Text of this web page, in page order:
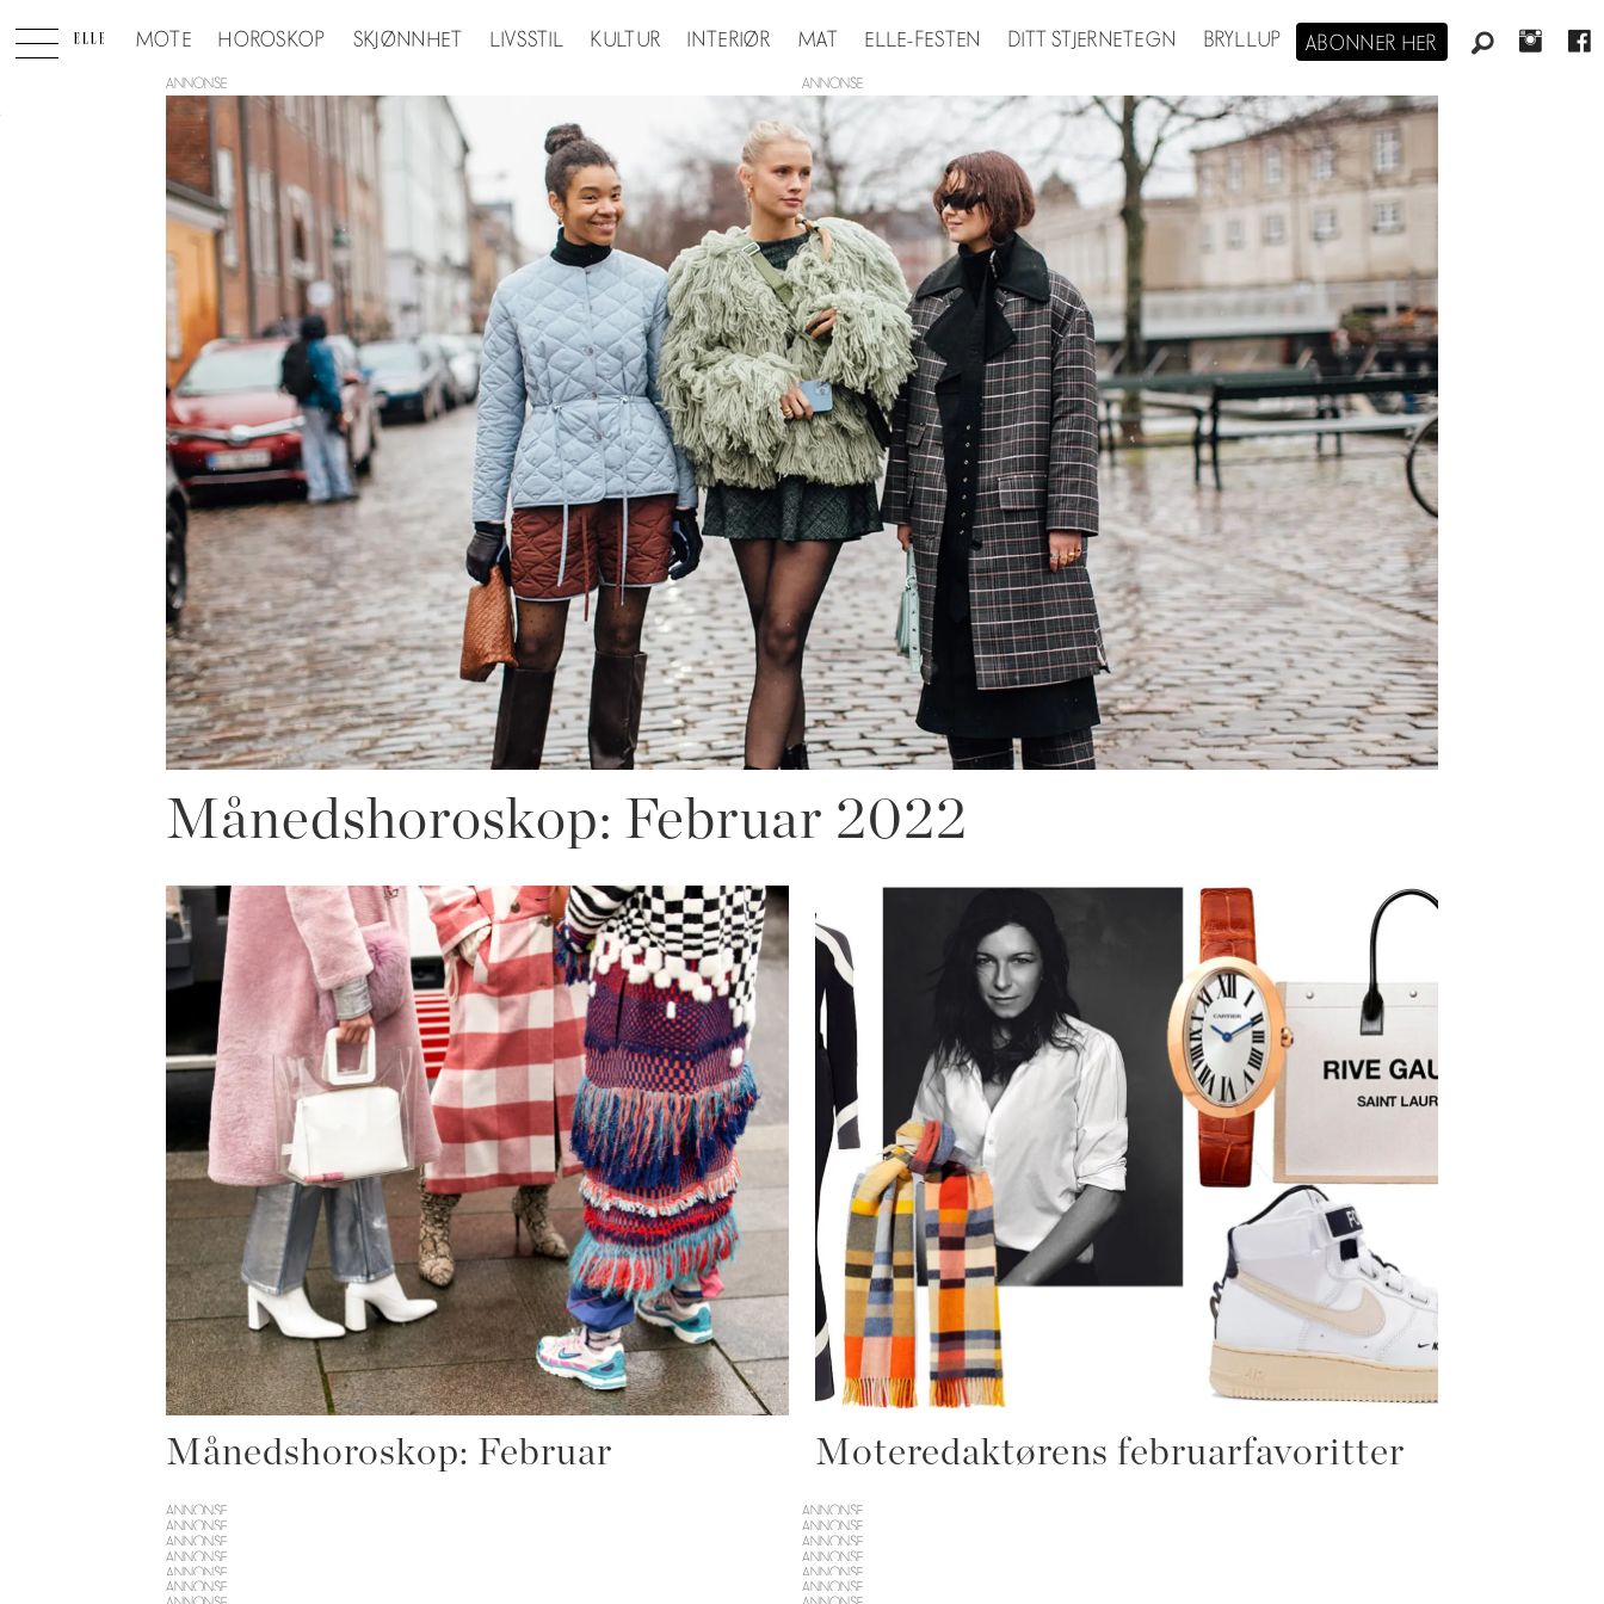
MOTE HOROSKOP SKJØNNHET LIVSSTIL KULTUR INTERIØR MAT ELLE-FESTEN DITT STJERNETEGN BRYLLUP ABONNER HER
Tag:
ANNONSE
Månedshoroskop: Februar 2022
Månedshoroskop: Februar Moteredaktørens februarfavoritter
ANNONSE
ANNONSE
ANNONSE
ANNONSE
ANNONSE
ANNONSE